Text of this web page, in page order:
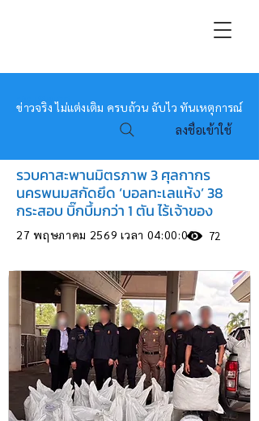
หมอข่าว
ข่าวจริง ไม่แต่งเติม ครบถ้วน ฉับไว ทันเหตุการณ์
ลงชื่อเข้าใช้
รวบคาสะพานมิตรภาพ 3 ศุลกากร
นครพนมสกัดยึด ‘บอลทะเลแห้ง’ 38
กระสอบ บิ๊กบึ้มกว่า 1 ตัน ไร้เจ้าของ
27 พฤษภาคม 2569 เวลา 04:00:00 72